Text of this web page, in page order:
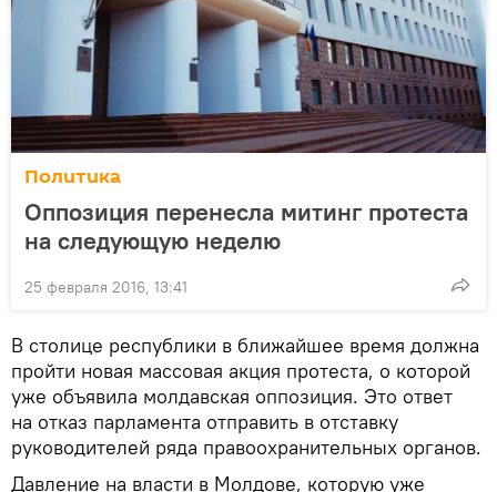
Политика
Оппозиция перенесла митинг протеста
на следующую неделю
25 февраля 2016, 13:41
В столице республики в ближайшее время должна
пройти новая массовая акция протеста, о которой
уже объявила молдавская оппозиция. Это ответ
на отказ парламента отправить в отставку
руководителей ряда правоохранительных органов.
Давление на власти в Молдове, которую уже